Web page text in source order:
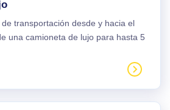
transportación desde y hacia el
una camioneta de lujo para hasta 5